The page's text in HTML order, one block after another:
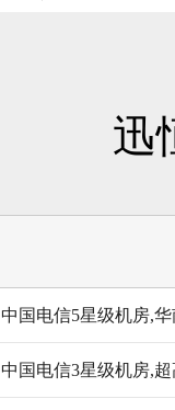
迅
中国电信5星级机房,
中国电信3星级机房,超